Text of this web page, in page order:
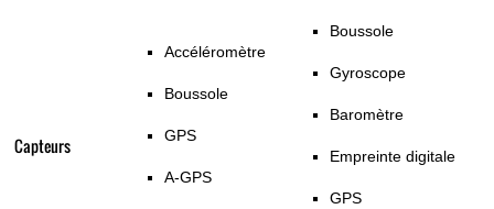
Capteurs
Accéléromètre
Boussole
GPS
A-GPS
Boussole
Gyroscope
Baromètre
Empreinte digitale
GPS